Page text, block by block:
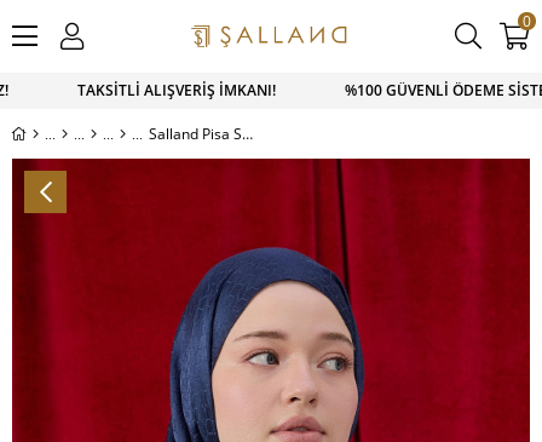
TAKSİTLİ ALIŞVERİŞ İMKANI! %100 GÜVENLİ ÖDEME
0
Salland Pisa Serisi Şal Lacivert